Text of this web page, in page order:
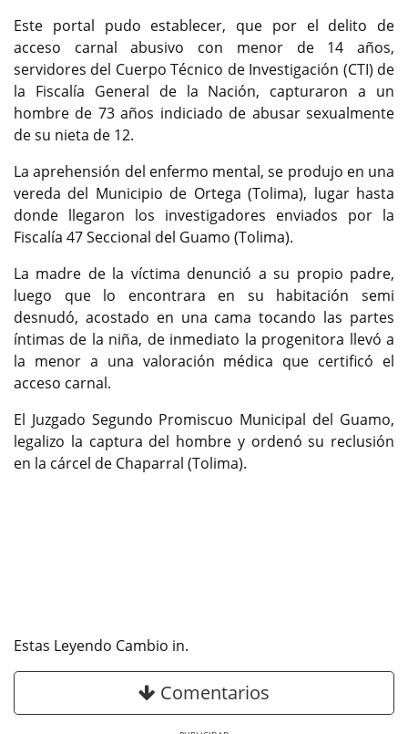
Este portal pudo establecer, que por el delito de
acceso carnal abusivo con menor de 14 años,
servidores del Cuerpo Técnico de Investigación (CTI) de
la Fiscalía General de la Nación, capturaron a un
hombre de 73 años indiciado de abusar sexualmente
de su nieta de 12.
La aprehensión del enfermo mental, se produjo en una
vereda del Municipio de Ortega (Tolima), lugar hasta
donde llegaron los investigadores enviados por la
Fiscalía 47 Seccional del Guamo (Tolima).
La madre de la víctima denunció a su propio padre,
luego que lo encontrara en su habitación semi
desnudó, acostado en una cama tocando las partes
íntimas de la niña, de inmediato la progenitora llevó a
la menor a una valoración médica que certificó el
acceso carnal.
El Juzgado Segundo Promiscuo Municipal del Guamo,
legalizo la captura del hombre y ordenó su reclusión
en la cárcel de Chaparral (Tolima).
Estas Leyendo Cambio in.
Comentarios